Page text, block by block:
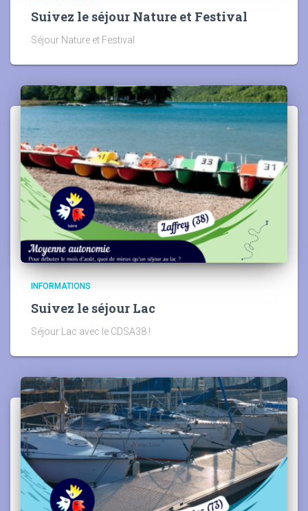
Suivez le séjour Nature et Festival
Séjour Nature et Festival
INFORMATIONS
Suivez le séjour Lac
Séjour Lac avec le CDSA38 !